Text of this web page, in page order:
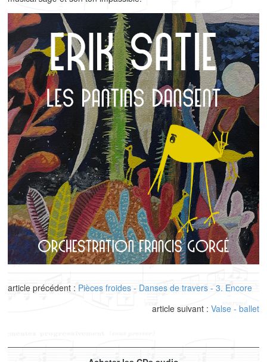
article précédent : Pièces froides - Danses de travers - 3. Encore
article suivant : Valse - ballet